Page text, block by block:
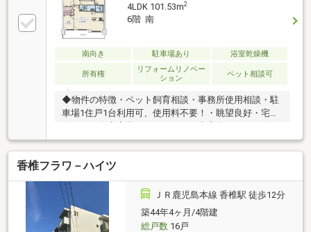
4LDK 101.53m2
6階 南
南向き 駐車場あり 浴室乾燥機
所有権
リフォームリノベー
ション
ペット相談可
◆物件の特徴・ペット飼育相談・事務所使用相談・駐
車場1住戸1台利用可、使用料不要！・眺望良好・宅配
ステムキッチン・W2574・食洗機〉〇浴室〈ユニット
バス・1618〉〇洗面室〈シャワー付洗面化粧台・防水
パン〉〇トイレ〈温水洗浄便座付トイレ〉〇給湯設備
〈給湯器・追焚・マルチリモコン付〉〇共通〈建具、
床：フローリング(遮音等級LL45、LDK、洋室、廊
下)、フロアタイル(玄関、洗面室、トイレ)、壁天井：
クロス貼、室内クリーニング〉
香椎フラワ－ハイツ
ＪＲ鹿児島本線 香椎駅 徒歩12分
築44年4ヶ月/4階建
総戸数16戸